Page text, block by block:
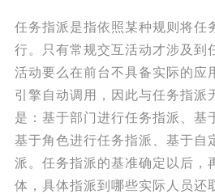
任务指派是指依照某种规则将任
行。只有常规交互活动才涉及到
活动要么在前台不具备实际的应
引擎自动调用，因此与任务指派
是：基于部门进行任务指派、基
基于角色进行任务指派、基于自
派。任务指派的基准确定以后，
体，具体指派到哪些实际人员还